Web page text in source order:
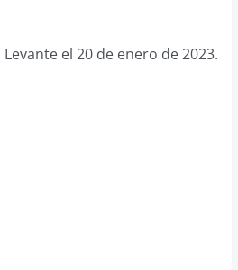
el 20 de enero de 2023.